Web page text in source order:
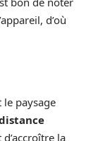
d’où
le paysage
la